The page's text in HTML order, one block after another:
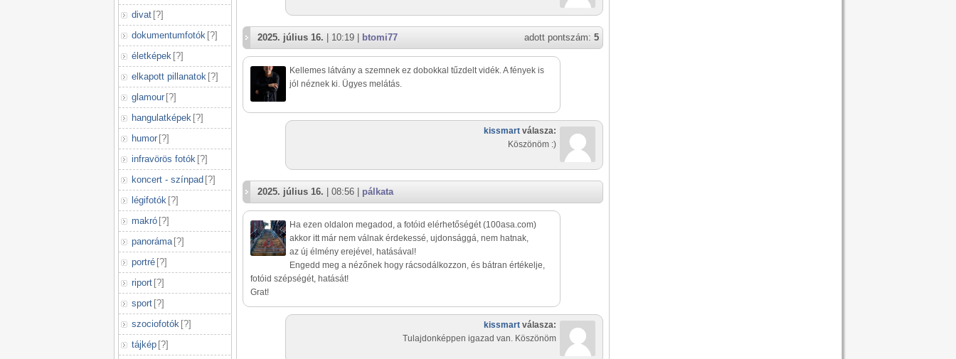
divat [?]
dokumentumfotók [?]
életképek [?]
elkapott pillanatok [?]
glamour [?]
hangulatképek [?]
humor [?]
infravörös fotók [?]
koncert - színpad [?]
légifotók [?]
makró [?]
panoráma [?]
portré [?]
riport [?]
sport [?]
szociofotók [?]
tájkép [?]
adott pontszám: 5
2025. július 16. | 10:19 | btomi77
Kellemes látvány a szemnek ez dobokkal tűzdelt vidék. A fények is
jól néznek ki. Ügyes melátás.
kissmart válasza:
Köszönöm :)
2025. július 16. | 08:56 | pálkata
Ha ezen oldalon megadod, a fotóid elérhetőségét (100asa.com)
akkor itt már nem válnak érdekessé, ujdonsággá, nem hatnak,
az új élmény erejével, hatásával!
Engedd meg a nézőnek hogy rácsodálkozzon, és bátran értékelje,
fotóid szépségét, hatását!
Grat!
kissmart válasza:
Tulajdonképpen igazad van. Köszönöm